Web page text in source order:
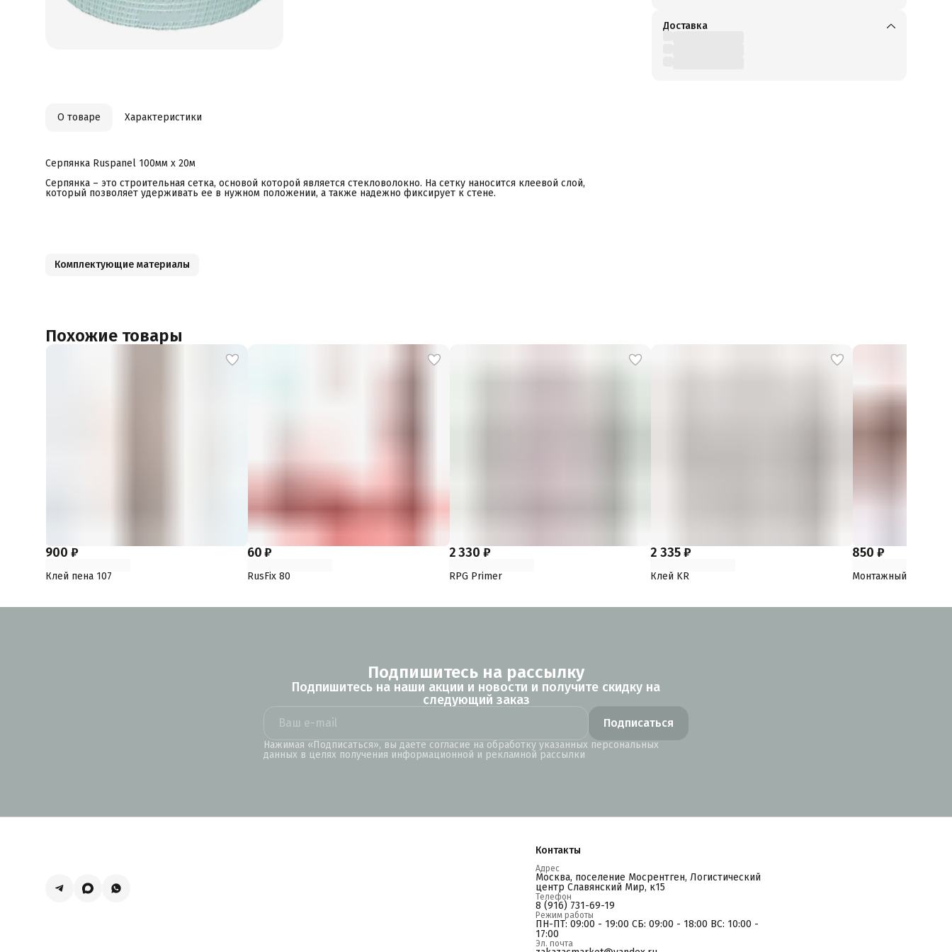
Доставка
О товаре Характеристики
Серпянка Ruspanel 100мм х 20м
Серпянка – это строительная сетка, основой которой является стекловолокно. На сетку наносится клеевой слой,
который позволяет удерживать ее в нужном положении, а также надежно фиксирует к стене.
Комплектующие материалы
Похожие товары
900 ₽
Клей пена 107
60 ₽
RusFix 80
2 330 ₽
RPG Primer
2 335 ₽
Клей KR
850 ₽
Монтажный пистолет
Подпишитесь на рассылку
Подпишитесь на наши акции и новости и получите скидку на
следующий заказ
Подписаться
Нажимая «Подписаться», вы даете согласие на обработку указанных персональных
данных в целях получения информационной и рекламной рассылки
Контакты
Адрес
Москва, поселение Мосрентген, Логистический
центр Славянский Мир, к15
Телефон
8 (916) 731-69-19
Режим работы
ПН-ПТ: 09:00 - 19:00 СБ: 09:00 - 18:00 ВС: 10:00 -
17:00
Эл. почта